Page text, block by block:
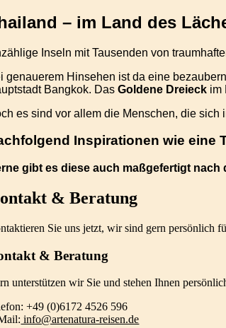
– im Land des
Inseln mit Tausenden von
genauerem Hinsehen ist da eine
Bangkok. DasGoldene Dreieck im
es sind vor allem die Menschen, die
Inspirationen wie eine
gibt es diese auch maßgefertigt
& Beratung
Sie uns jetzt, wir sind gern persönlich
& Beratung
unterstützen wir Sie und stehen Ihnen
+49 (0)6172 4526 596
info@artenatura-reisen.de